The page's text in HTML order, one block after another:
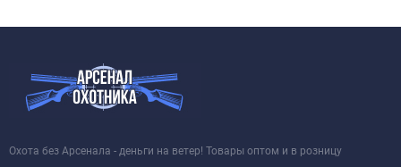
Охота без Арсенала - деньги на ветер! Товары оптом и в розницу